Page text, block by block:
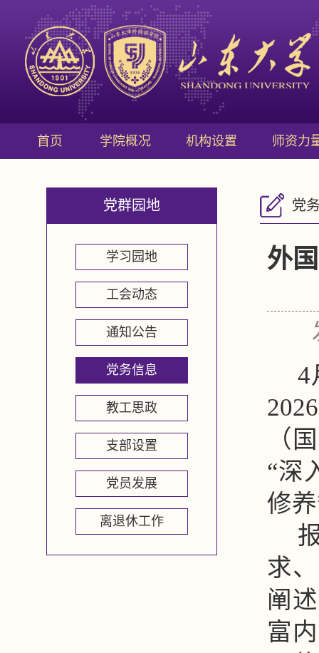
首页 学院概况 机构设置 师资力
党群园地
学习园地
工会动态
通知公告
党务信息
教工思政
支部设置
党员发展
离退休工作
党
外
4
（
“深
修
求
阐
富